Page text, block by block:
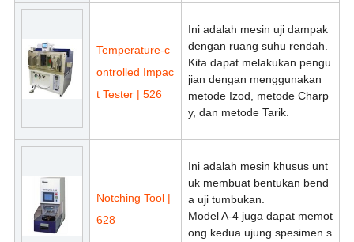
Temperature-c
ontrolled Impac
t Tester | 526
Ini adalah mesin uji dampak
dengan ruang suhu rendah.
Kita dapat melakukan pengu
jian dengan menggunakan
metode Izod, metode Charp
y, dan metode Tarik.
Notching Tool |
628
Ini adalah mesin khusus unt
uk membuat bentukan bend
a uji tumbukan.
Model A-4 juga dapat memot
ong kedua ujung spesimen s